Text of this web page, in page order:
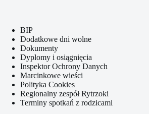
BIP
Dodatkowe dni wolne
Dokumenty
Dyplomy i osiągnięcia
Inspektor Ochrony Danych
Marcinkowe wieści
Polityka Cookies
Regionalny zespół Rytrzoki
Terminy spotkań z rodzicami